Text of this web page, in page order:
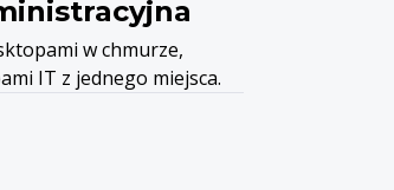
w chmurze,
IT z jednego miejsca.